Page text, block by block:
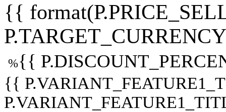
{{
%{{
{{